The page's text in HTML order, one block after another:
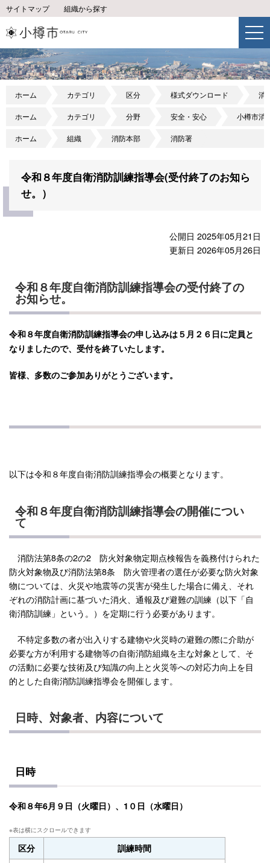
サイトマップ 組織から探す
ホーム カテゴリ 区分 様式ダウンロード 消
ホーム カテゴリ 分野 安全・安心 小樽市消
ホーム 組織 消防本部 消防署
令和８年度自衛消防訓練指導会(受付終了のお知ら
せ。）
公開日 2025年05月21日
更新日 2026年05月26日
令和８年度自衛消防訓練指導会の受付終了の
お知らせ。
令和８年度自衛消防訓練指導会の申し込みは５月２６日に定員と
なりましたので、受付を終了いたします。
皆様、多数のご参加ありがとうございます。
以下は令和８年度自衛消防訓練指導会の概要となります。
令和８年度自衛消防訓練指導会の開催につい
て
消防法第8条の2の2 防火対象物定期点検報告を義務付けられた
防火対象物及び消防法第8条 防火管理者の選任が必要な防火対象
物については、火災や地震等の災害が発生した場合に備え、それ
ぞれの消防計画に基づいた消火、通報及び避難の訓練（以下「自
衛消防訓練」という。）を定期に行う必要があります。
不特定多数の者が出入りする建物や火災時の避難の際に介助が
必要な方が利用する建物等の自衛消防組織を主な対象として、そ
の活動に必要な技術及び知識の向上と火災等への対応力向上を目
的とした自衛消防訓練指導会を開催します。
日時、対象者、内容について
日時
令和８年6月９日（火曜日）、1０日（水曜日）
区分 訓練時間